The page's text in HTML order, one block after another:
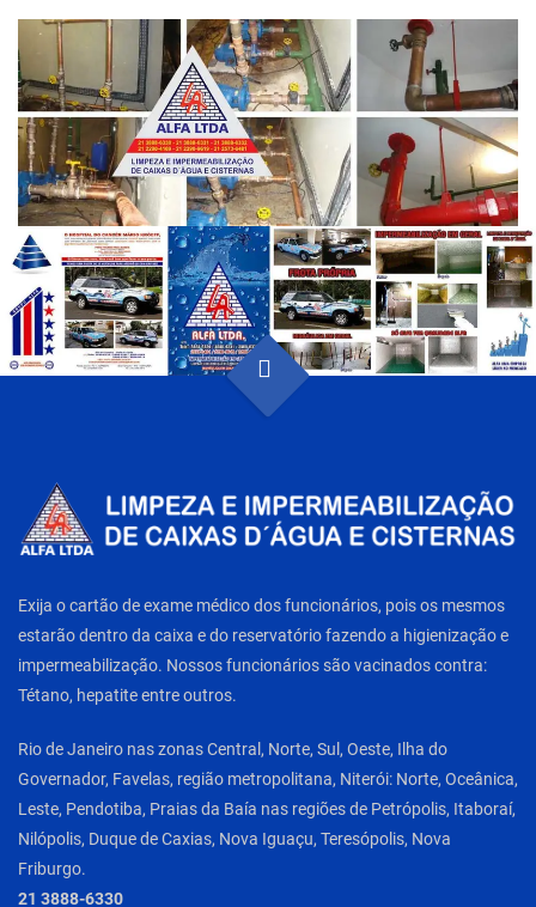
Exija o cartão de exame médico dos funcionários, pois os mesmos
estarão dentro da caixa e do reservatório fazendo a higienização e
impermeabilização. Nossos funcionários são vacinados contra:
Tétano, hepatite entre outros.
Rio de Janeiro nas zonas Central, Norte, Sul, Oeste, Ilha do
Governador, Favelas, região metropolitana, Niterói: Norte, Oceânica,
Leste, Pendotiba, Praias da Baía nas regiões de Petrópolis, Itaboraí,
Nilópolis, Duque de Caxias, Nova Iguaçu, Teresópolis, Nova
Friburgo.
21 3888-6330